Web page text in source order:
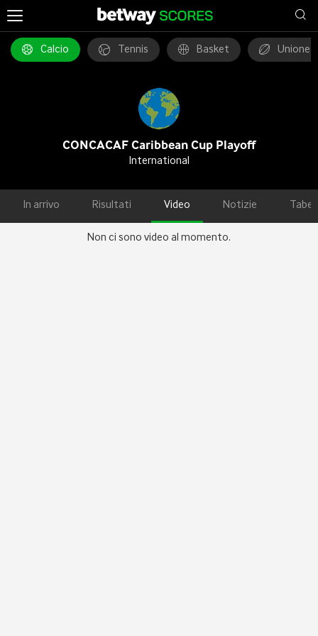
Calcio Tennis Basket Unione
CONCACAF Caribbean Cup Playoff
International
In arrivo Risultati Video Notizie
Non ci sono video al momento.